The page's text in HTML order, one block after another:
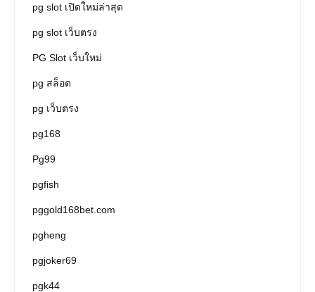
pg slot เปิดใหม่ล่าสุด
pg slot เว็บตรง
PG Slot เว็บใหม่
pg สล็อต
pg เว็บตรง
pg168
Pg99
pgfish
pggold168bet.com
pgheng
pgjoker69
pgk44